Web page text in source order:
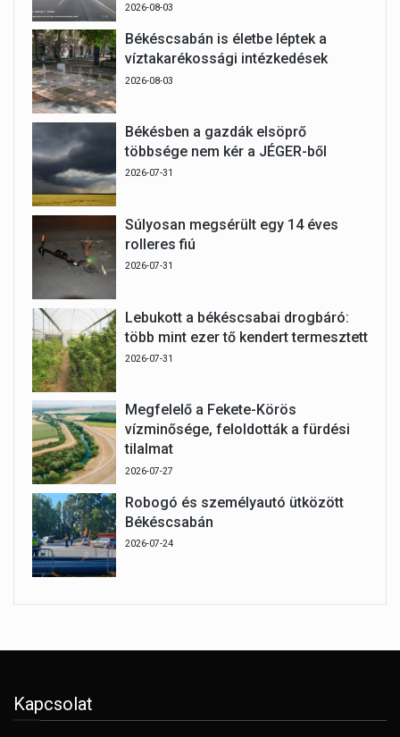
2026-08-03
Békéscsabán is életbe léptek a
víztakarékossági intézkedések
2026-08-03
Békésben a gazdák elsöprő
többsége nem kér a JÉGER-ből
2026-07-31
Súlyosan megsérült egy 14 éves
rolleres fiú
2026-07-31
Lebukott a békéscsabai drogbáró:
több mint ezer tő kendert termesztett
2026-07-31
Megfelelő a Fekete-Körös
vízminősége, feloldották a fürdési
tilalmat
2026-07-27
Robogó és személyautó ütközött
Békéscsabán
2026-07-24
Kapcsolat